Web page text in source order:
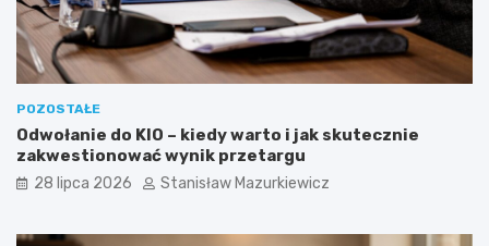
POZOSTAŁE
Odwołanie do KIO – kiedy warto i jak skutecznie
zakwestionować wynik przetargu
28 lipca 2026 Stanisław Mazurkiewicz